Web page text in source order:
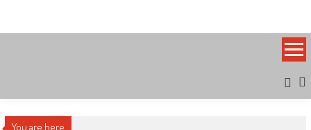
content
You are here